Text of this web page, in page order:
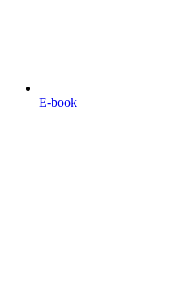
E-book